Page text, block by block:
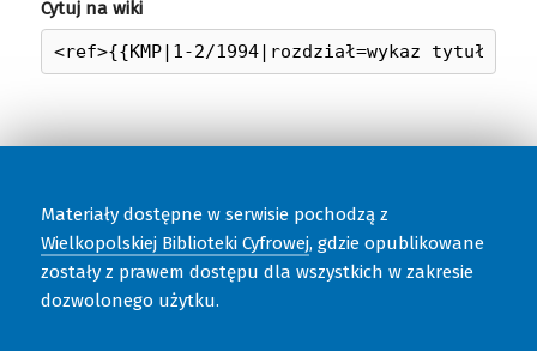
Cytuj na wiki
Materiały dostępne w serwisie pochodzą z
Wielkopolskiej Biblioteki Cyfrowej, gdzie opublikowane
zostały z prawem dostępu dla wszystkich w zakresie
dozwolonego użytku.